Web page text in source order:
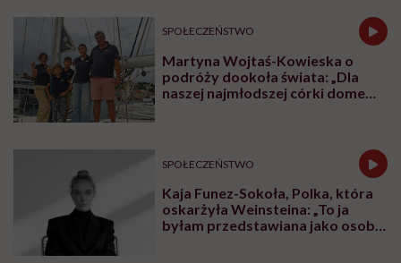
SPOŁECZEŃSTWO
Martyna Wojtaś-Kowieska o
podróży dookoła świata: „Dla
naszej najmłodszej córki domem
SPOŁECZEŃSTWO
Kaja Funez-Sokoła, Polka, która
oskarżyła Weinsteina: „To ja
byłam przedstawiana jako osoba,